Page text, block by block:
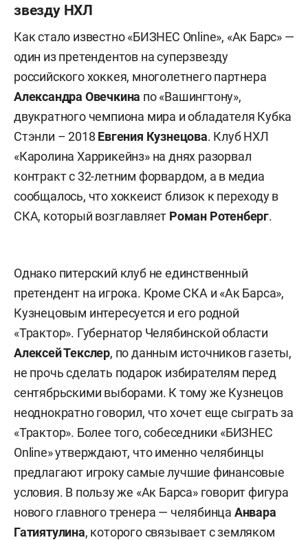
звезду НХЛ
Как стало известно «БИЗНЕС Online», «Ак Барс» —
один из претендентов на суперзвезду
российского хоккея, многолетнего партнера
Александра Овечкина по «Вашингтону»,
двукратного чемпиона мира и обладателя Кубка
Стэнли – 2018 Евгения Кузнецова. Клуб НХЛ
«Каролина Харрикейнз» на днях разорвал
контракт с 32-летним форвардом, а в медиа
сообщалось, что хоккеист близок к переходу в
СКА, который возглавляет Роман Ротенберг.
Однако питерский клуб не единственный
претендент на игрока. Кроме СКА и «Ак Барса»,
Кузнецовым интересуется и его родной
«Трактор». Губернатор Челябинской области
Алексей Текслер, по данным источников газеты,
не прочь сделать подарок избирателям перед
сентябрьскими выборами. К тому же Кузнецов
неоднократно говорил, что хочет еще сыграть за
«Трактор». Более того, собеседники «БИЗНЕС
Online» утверждают, что именно челябинцы
предлагают игроку самые лучшие финансовые
условия. В пользу же «Ак Барса» говорит фигура
нового главного тренера — челябинца Анвара
Гатиятулина, которого связывает с земляком